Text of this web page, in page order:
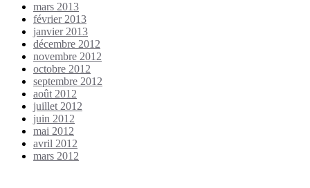
mars 2013
février 2013
janvier 2013
décembre 2012
novembre 2012
octobre 2012
septembre 2012
août 2012
juillet 2012
juin 2012
mai 2012
avril 2012
mars 2012